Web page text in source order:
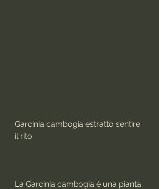
Garcinia cambogia estratto sentire
il rito
La Garcinia cambogia è una pianta